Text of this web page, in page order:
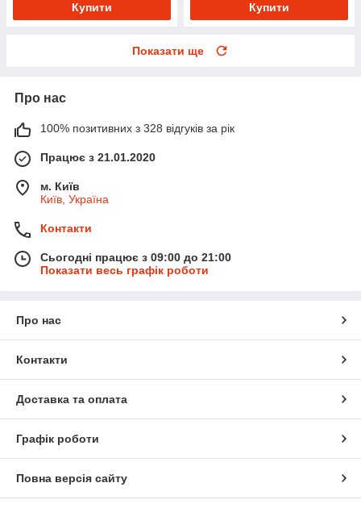
Купити Купити
Показати ще
Про нас
100% позитивних з 328 відгуків за рік
Працює з 21.01.2020
м. Київ
Київ, Україна
Контакти
Сьогодні працює з 09:00 до 21:00
Показати весь графік роботи
Про нас
Контакти
Доставка та оплата
Графік роботи
Повна версія сайту